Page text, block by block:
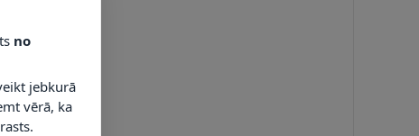
no
jebkurā
vērā, ka